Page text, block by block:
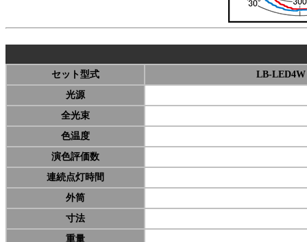
セット型式
LB-LED4W
光源
全光束
色温度
演色評価数
連続点灯時間
外筒
寸法
重量